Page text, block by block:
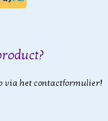
via het contactformulier!